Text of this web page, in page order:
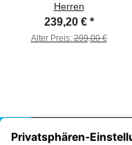
Herren
239,20 € *
Alter Preis:299,00 €